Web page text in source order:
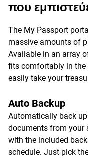
που
The My Passport
massive amounts of
Available in an array
fits comfortably in the
easily take your
Auto Backup
Automatically back
documents from your
with the included
schedule. Just pick